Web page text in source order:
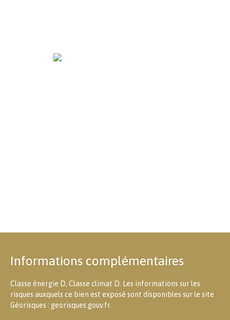
Informations complémentaires
Classe énergie D, Classe climat D. Les informations sur les
risques auxquels ce bien est exposé sont disponibles sur le site
Géorisques : georisques.gouv.fr.